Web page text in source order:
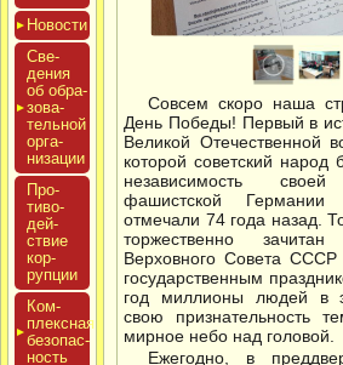
Новос­ти
Све­
дения
об об­ра­
зова­
тель­ной
ор­га­
низа­ции
Про­
тиво­
дей­
ствие
кор­
рупции
Ком­
плексная
бе­зопас­
ность
Совсем скоро наша
День Победы! Первый в
Великой Отечественной
которой советский народ
независимость
фашистской
отмечали 74 года назад.
торжественно
Верховного Совета
государственным
год миллионы людей в
свою признательность
мирное небо над головой.
Ежегодно, в